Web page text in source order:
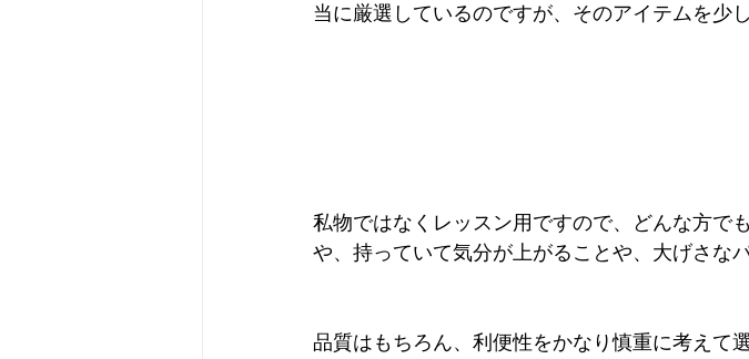
当に厳選しているのですが、そのアイテムを少
私物ではなくレッスン用ですので、どんな方で
や、持っていて気分が上がることや、大げさな
品質はもちろん、利便性をかなり慎重に考えて